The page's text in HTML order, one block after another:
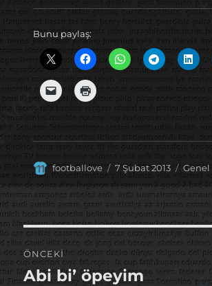
Bunu paylaş:
Yazar
footballove
Yayın
tarihi
7 Şubat 2013 Genel
Yazı
gezinmesi
ÖNCEKI
Önceki
Abi bi’ öpeyim